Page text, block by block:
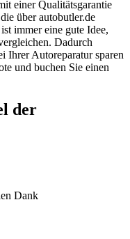
einer Qualitätsgarantie
über autobutler.de
immer eine gute Idee,
Dadurch
Ihrer Autoreparatur sparen
und buchen Sie einen
der
Dank